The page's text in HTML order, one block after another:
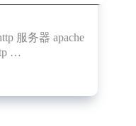
服务器 apache
…